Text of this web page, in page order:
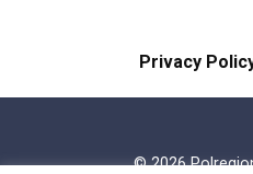
Privacy
© 2026